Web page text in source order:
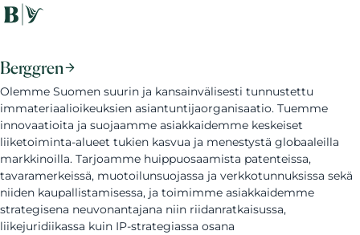
Berggren
Olemme Suomen suurin ja kansainvälisesti tunnustettu
immateriaalioikeuksien asiantuntijaorganisaatio. Tuemme
innovaatioita ja suojaamme asiakkaidemme keskeiset
liiketoiminta-alueet tukien kasvua ja menestystä globaaleilla
markkinoilla. Tarjoamme huippuosaamista patenteissa,
tavaramerkeissä, muotoilunsuojassa ja verkkotunnuksissa sekä
niiden kaupallistamisessa, ja toimimme asiakkaidemme
strategisena neuvonantajana niin riidanratkaisussa,
liikejuridiikassa kuin IP-strategiassa osana